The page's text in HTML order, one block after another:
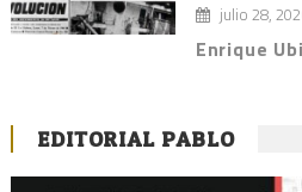
julio 28,
Enrique
EDITORIAL PABLO